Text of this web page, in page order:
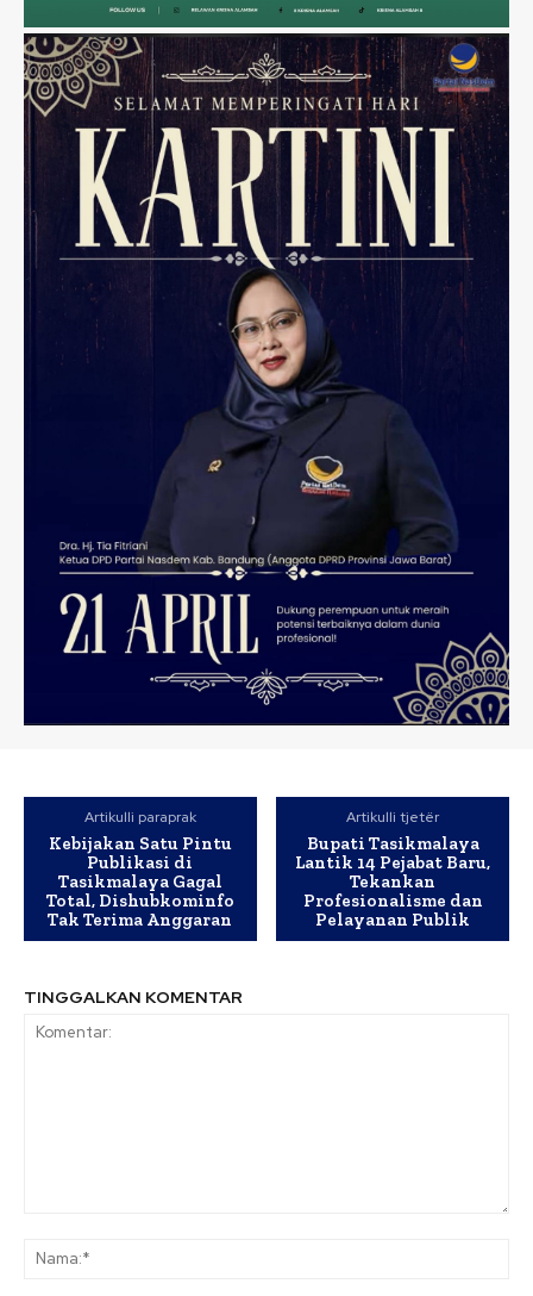
Artikulli paraprak
Kebijakan Satu Pintu
Publikasi di
Tasikmalaya Gagal
Total, Dishubkominfo
Tak Terima Anggaran
Artikulli tjetër
Bupati Tasikmalaya
Lantik 14 Pejabat Baru,
Tekankan
Profesionalisme dan
Pelayanan Publik
TINGGALKAN KOMENTAR